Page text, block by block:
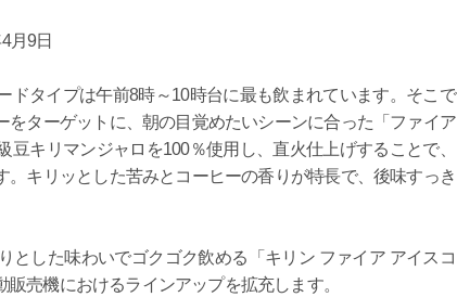
月9日
ドタイプは午前8時～10時台に最も飲まれています。そこで
ターゲットに、朝の目覚めたいシーンに合った「ファイア
キリマンジャロを100％使用し、直火仕上げすることで、
キリッとした苦みとコーヒーの香りが特長で、後味すっき
とした味わいでゴクゴク飲める「キリン ファイア アイスコ
売機におけるラインアップを拡充します。